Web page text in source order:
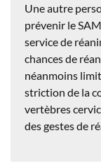
Une autre
prévenir le
service de
chances de
néanmoins
striction de la
vertèbres
des gestes de